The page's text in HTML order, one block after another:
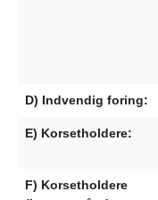
D) Indvendig foring:
E) Korsetholdere:
F) Korsetholdere